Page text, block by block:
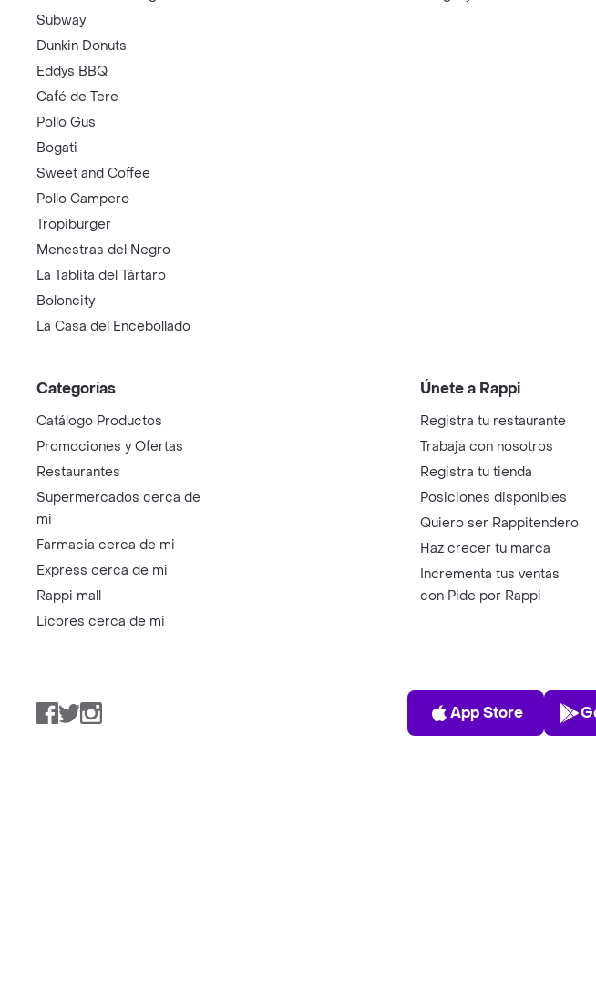
Subway
Dunkin Donuts
Eddys BBQ
Café de Tere
Pollo Gus
Bogati
Sweet and Coffee
Pollo Campero
Tropiburger
Menestras del Negro
La Tablita del Tártaro
Boloncity
La Casa del Encebollado
Categorías
Catálogo Productos
Promociones y Ofertas
Restaurantes
Supermercados cerca de
mi
Farmacia cerca de mi
Express cerca de mi
Rappi mall
Licores cerca de mi
Únete a Rappi
Registra tu restaurante
Trabaja con nosotros
Registra tu tienda
Posiciones disponibles
Quiero ser Rappitendero
Haz crecer tu marca
Incrementa tus ventas
con Pide por Rappi
Facebook
TwitterInstagram
App Store
App Store